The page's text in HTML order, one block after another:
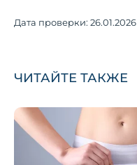
Дата проверки: 26.01.2026
ЧИТАЙТЕ ТАКЖЕ